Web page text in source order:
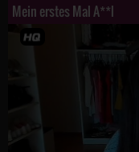
Mein erstes Mal A**l